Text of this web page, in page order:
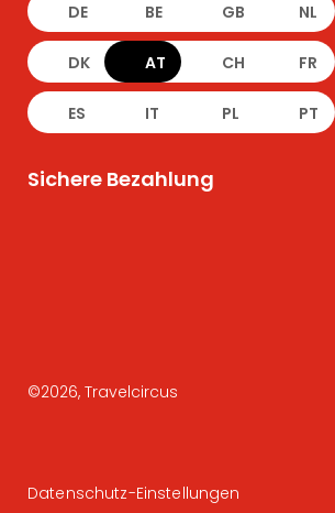
DE BE GB NL
DK AT CH FR
ES IT PL PT
Sichere Bezahlung
©2026, Travelcircus
Datenschutz-Einstellungen